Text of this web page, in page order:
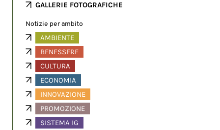
GALLERIE FOTOGRAFICHE
Notizie per ambito
AMBIENTE
BENESSERE
CULTURA
ECONOMIA
INNOVAZIONE
PROMOZIONE
SISTEMA IG